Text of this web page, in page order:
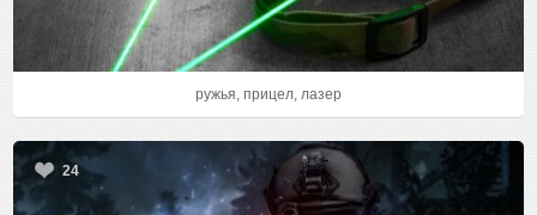
ружья, прицел, лазер
24